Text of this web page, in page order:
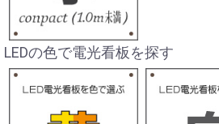
LEDの色で電光看板を探す